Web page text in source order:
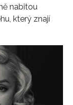
nabitou
který znají